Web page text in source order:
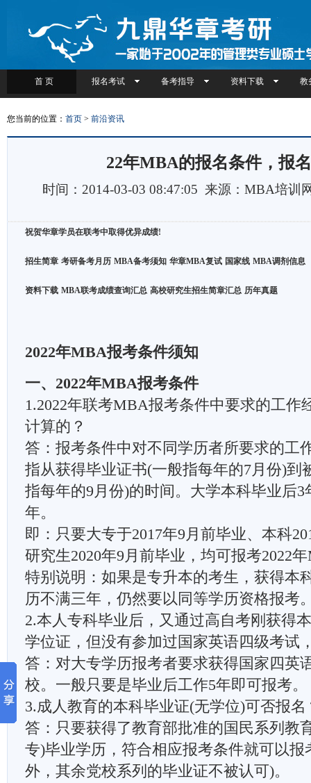
首 页 报名考试 备考指导 资料下载 教
您当前的位置： 首页 > 前沿资讯
22年MBA的报名条件，报
时间：2014-03-03 08:47:05 来源：MBA培训
祝贺华章学员在联考中取得优异成绩!
招生简章 考研备考月历 MBA备考须知 华章MBA复试 国家线 MBA调剂信息
资料下载 MBA联考成绩查询汇总 高校研究生招生简章汇总 历年真题
2022年MBA报考条件须知
一、2022年MBA报考条件
1.2022年联考MBA报考条件中要求的工作
计算的？
答：报考条件中对不同学历者所要求的工
指从获得毕业证书(一般指每年的7月份)到
指每年的9月份)的时间。大学本科毕业后3
年。
即：只要大专于2017年9月前毕业、本科
研究生2020年9月前毕业，均可报考2022
特别说明：如果是专升本的考生，获得本
历不满三年，仍然要以同等学历资格报考
2.本人专科毕业后，又通过高自考刚获得
学位证，但没有参加过国家英语四级考试
答：对大专学历报考者要求获得国家四英
校。一般只要是毕业后工作5年即可报考。
3.成人教育的本科毕业证(无学位)可否报名
答：只要获得了教育部批准的国民系列教
专)毕业学历，符合相应报考条件就可以报
外，其余党校系列的毕业证不被认可)。